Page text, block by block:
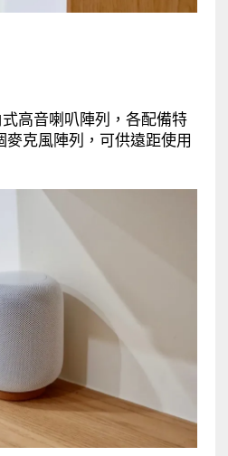
高音喇叭陣列，各配備特
克風陣列，可供遠距使用